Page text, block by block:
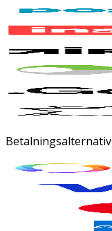
Betalningsalternativ